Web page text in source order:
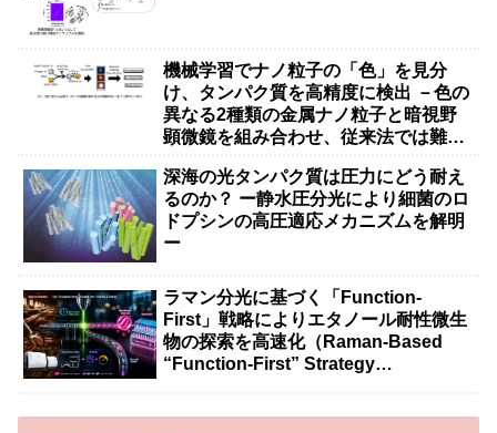
機械学習でナノ粒子の「色」を見分
け、タンパク質を高精度に検出 －色の
異なる2種類の金属ナノ粒子と暗視野
顕微鏡を組み合わせ、従来法では難し
子の検出を実現－
深海の光タンパク質は圧力にどう耐え
るのか？ ー静水圧分光により細菌のロ
ドプシンの高圧適応メカニズムを解明
ー
ラマン分光に基づく「Function-
First」戦略によりエタノール耐性微生
物の探索を高速化（Raman-Based
“Function-First” Strategy